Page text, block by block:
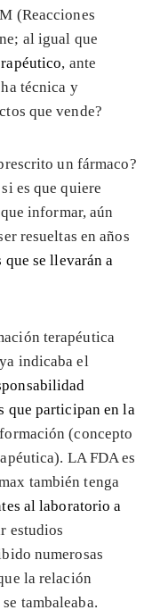
(Reacciones
al igual que
, ante
técnica y
que vende?
un fármaco?
es que quiere
informar, aún
resueltas en años
se llevarán a
terapéutica
indicaba el
que participan en la
(concepto
LA FDA es
también tenga
al laboratorio a
estudios
numerosas
la relación
tambaleaba.